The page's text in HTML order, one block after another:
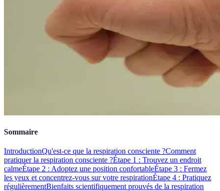
Sommaire
IntroductionQu'est-ce que la respiration consciente ?Comment
pratiquer la respiration consciente ?Étape 1 : Trouvez un endroit
calmeÉtape 2 : Adoptez une position confortableÉtape 3 : Fermez
les yeux et concentrez-vous sur votre respirationÉtape 4 : Pratiquez
régulièrementBienfaits scientifiquement prouvés de la respiration